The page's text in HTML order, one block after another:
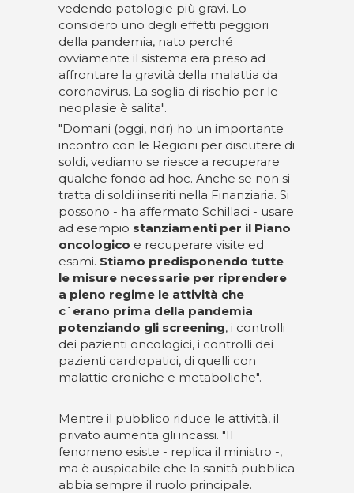
vedendo patologie più gravi. Lo
considero uno degli effetti peggiori
della pandemia, nato perché
ovviamente il sistema era preso ad
affrontare la gravità della malattia da
coronavirus. La soglia di rischio per le
neoplasie è salita".
"Domani (oggi, ndr) ho un importante
incontro con le Regioni per discutere di
soldi, vediamo se riesce a recuperare
qualche fondo ad hoc. Anche se non si
tratta di soldi inseriti nella Finanziaria. Si
possono - ha affermato Schillaci - usare
ad esempio stanziamenti per il Piano
oncologico e recuperare visite ed
esami. Stiamo predisponendo tutte
le misure necessarie per riprendere
a pieno regime le attività che
c`erano prima della pandemia
potenziando gli screening, i controlli
dei pazienti oncologici, i controlli dei
pazienti cardiopatici, di quelli con
malattie croniche e metaboliche".
Mentre il pubblico riduce le attività, il
privato aumenta gli incassi. "Il
fenomeno esiste - replica il ministro -,
ma è auspicabile che la sanità pubblica
abbia sempre il ruolo principale.